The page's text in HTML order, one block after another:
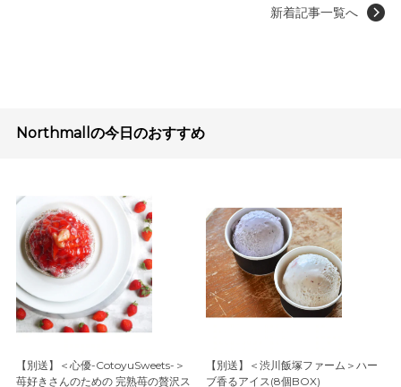
新着記事一覧へ
Northmallの今日のおすすめ
【別送】＜心優-CotoyuSweets-＞
苺好きさんのための 完熟苺の贅沢ス
【別送】＜渋川飯塚ファーム＞ハー
ブ香るアイス(8個BOX)